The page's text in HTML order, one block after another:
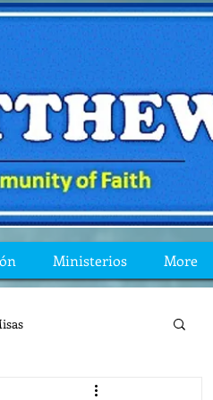
Ministerios More